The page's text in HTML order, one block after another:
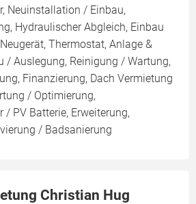
Neuinstallation / Einbau,
Hydraulischer Abgleich, Einbau
Thermostat, Anlage &
/ Auslegung, Reinigung / Wartung,
Finanzierung, Dach Vermietung
/ Optimierung,
/ PV Batterie, Erweiterung,
/ Badsanierung
Christian Hug